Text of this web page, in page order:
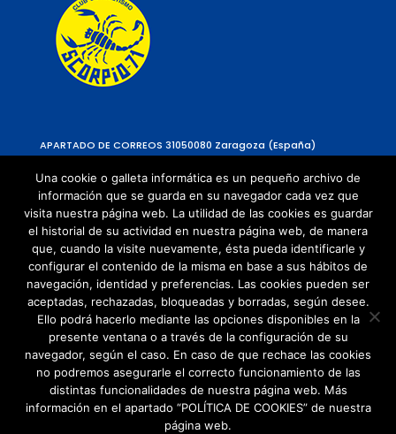
APARTADO DE CORREOS 31050080 Zaragoza (España)
Política de Privacidad
Política de cookies
Una cookie o galleta informática es un pequeño archivo de
información que se guarda en su navegador cada vez que
visita nuestra página web. La utilidad de las cookies es guardar
el historial de su actividad en nuestra página web, de manera
que, cuando la visite nuevamente, ésta pueda identificarle y
configurar el contenido de la misma en base a sus hábitos de
navegación, identidad y preferencias. Las cookies pueden ser
aceptadas, rechazadas, bloqueadas y borradas, según desee.
Ello podrá hacerlo mediante las opciones disponibles en la
presente ventana o a través de la configuración de su
navegador, según el caso. En caso de que rechace las cookies
no podremos asegurarle el correcto funcionamiento de las
distintas funcionalidades de nuestra página web. Más
información en el apartado “POLÍTICA DE COOKIES” de nuestra
página web.